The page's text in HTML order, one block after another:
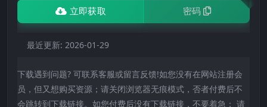
立即获取 密码
最近更新: 2026-01-29
下载遇到问题? 可联系客服或留言反馈!如您没有在网站注册会
员，但又想购买资源；请关闭浏览器无痕模式，否者付费后不
会跳转到下载链接。如您付费后没有下载链接，不要着急； 请